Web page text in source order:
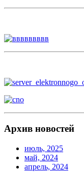
Архив новостей
июль, 2025
май, 2024
апрель, 2024